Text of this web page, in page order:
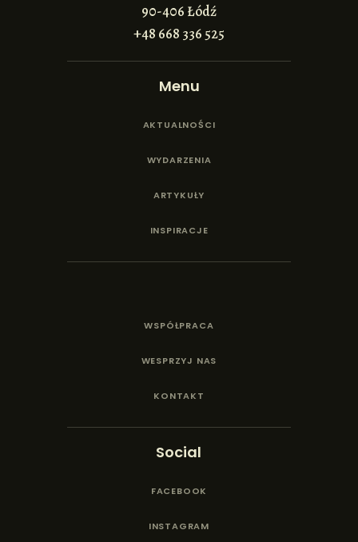
90-406 Łódź
+48 668 336 525
Menu
AKTUALNOŚCI
WYDARZENIA
ARTYKUŁY
INSPIRACJE
WSPÓŁPRACA
WESPRZYJ NAS
KONTAKT
Social
FACEBOOK
INSTAGRAM